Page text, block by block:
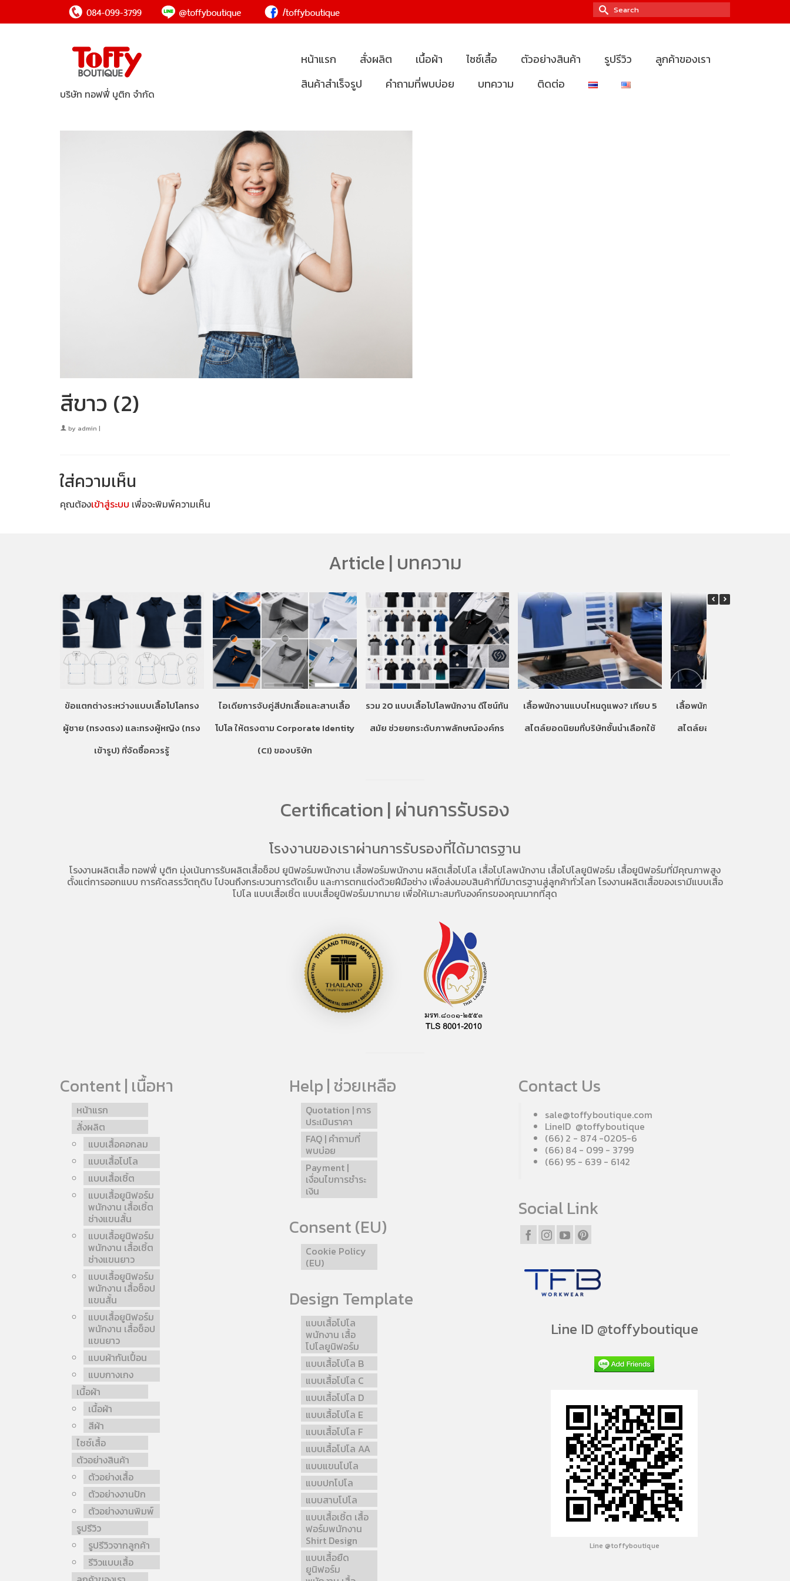
Search
for:
บริษัท ทอฟฟี่ บูติก จำกัด
หน้าแรก สั่งผลิต เนื้อผ้า ไซซ์เสื้อ ตัวอย่างสินค้า รูปรีวิว
ลูกค้าของเรา
สินค้าสำเร็จรูป
คำถามที่พบบ่อย บทความ ติดต่อ
สีขาว (2)
by admin |
ใส่ความเห็น
คุณต้องเข้าสู่ระบบ เพื่อจะพิมพ์ความเห็น
Article | บทความ
ข้อแตกต่างระหว่างแบบเสื้อโปโลทรง
ผู้ชาย (ทรงตรง) และทรงผู้หญิง (ทรง
เข้ารูป) ที่จัดซื้อควรรู้
ไอเดียการจับคู่สีปกเสื้อและสาบเสื้อ
โปโล ให้ตรงตาม Corporate Identity
(CI) ของบริษัท
รวม 20 แบบเสื้อโปโลพนักงาน ดีไซน์ทัน
สมัย ช่วยยกระดับภาพลักษณ์องค์กร
เสื้อพนักงานแบบไหนดูแพง? เทียบ 5
สไตล์ยอดนิยมที่บริษัทชั้นนำเลือกใช้
เสื้อพนักงานแบบไหนดูแพง? เ
สไตล์ยอดนิยมที่บริษัทชั้นนำเ
Certification | ผ่านการรับรอง
โรงงานของเราผ่านการรับรองที่ได้มาตรฐาน
โรงงานผลิตเสื้อ ทอฟฟี่ บูติก มุ่งเน้นการรับผลิตเสื้อช็อป ยูนิฟอร์มพนักงาน เสื้อฟอร์มพนักงาน ผลิตเสื้อโปโล เสื้อโปโลพนักงาน เสื้อโปโลยูนิฟอร์ม เสื้อยูนิฟอร์มที่มีคุณภาพสูง
ตั้งแต่การออกแบบ การคัดสรรวัตถุดิบ ไปจนถึงกระบวนการตัดเย็บ และการตกแต่งด้วยฝีมือช่าง เพื่อส่งมอบสินค้าที่มีมาตรฐานสู่ลูกค้าทั่วโลก โรงงานผลิตเสื้อของเรามีแบบเสื้อ
โปโล แบบเสื้อเชิ้ต แบบเสื้อยูนิฟอร์มมากมาย เพื่อให้เมาะสมกับองค์กรของคุณมากที่สุด
Content | เนื้อหา
หน้าแรก
สั่งผลิต
แบบเสื้อคอกลม
แบบเสื้อโปโล
แบบเสื้อเชิ้ต
แบบเสื้อยูนิฟอร์ม
พนักงาน เสื้อเชิ้ต
ช่างแขนสั้น
แบบเสื้อยูนิฟอร์ม
พนักงาน เสื้อเชิ้ต
ช่างแขนยาว
แบบเสื้อยูนิฟอร์ม
พนักงาน เสื้อช็อป
แขนสั้น
แบบเสื้อยูนิฟอร์ม
พนักงาน เสื้อช็อป
แขนยาว
แบบผ้ากันเปื้อน
แบบกางเกง
เนื้อผ้า
เนื้อผ้า
สีผ้า
ไซซ์เสื้อ
ตัวอย่างสินค้า
ตัวอย่างเสื้อ
ตัวอย่างงานปัก
ตัวอย่างงานพิมพ์
รูปรีวิว
รูปรีวิวจากลูกค้า
รีวิวแบบเสื้อ
Help | ช่วยเหลือ
Quotation | การ
ประเมินราคา
FAQ | คำถามที่
พบบ่อย
Payment |
เงื่อนไขการชำระ
เงิน
Consent (EU)
Cookie Policy
(EU)
Design Template
แบบเสื้อโปโล
พนักงาน เสื้อ
โปโลยูนิฟอร์ม
แบบเสื้อโปโล B
แบบเสื้อโปโล C
แบบเสื้อโปโล D
แบบเสื้อโปโล E
แบบเสื้อโปโล F
แบบเสื้อโปโล AA
แบบแขนโปโล
แบบปกโปโล
แบบสาบโปโล
แบบเสื้อเชิ้ต เสื้อ
ฟอร์มพนักงาน
Shirt Design
แบบเสื้อยืด
ยูนิฟอร์ม
Contact Us
sale@toffyboutique.com
LineID @toffyboutique
(66) 2 - 874 -0205-6
(66) 84 - 099 - 3799
(66) 95 - 639 - 6142
Social Link
Line ID @toffyboutique
Line @toffyboutique